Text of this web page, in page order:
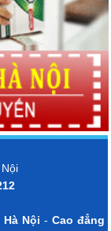
Nội -Cao đẳng